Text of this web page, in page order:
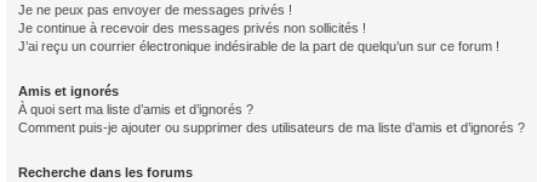
Je ne peux pas envoyer de messages privés !
Je continue à recevoir des messages privés non sollicités !
J’ai reçu un courrier électronique indésirable de la part de quelqu’un sur ce forum !
Amis et ignorés
À quoi sert ma liste d’amis et d’ignorés ?
Comment puis-je ajouter ou supprimer des utilisateurs de ma liste d’amis et d’ignorés ?
Recherche dans les forums